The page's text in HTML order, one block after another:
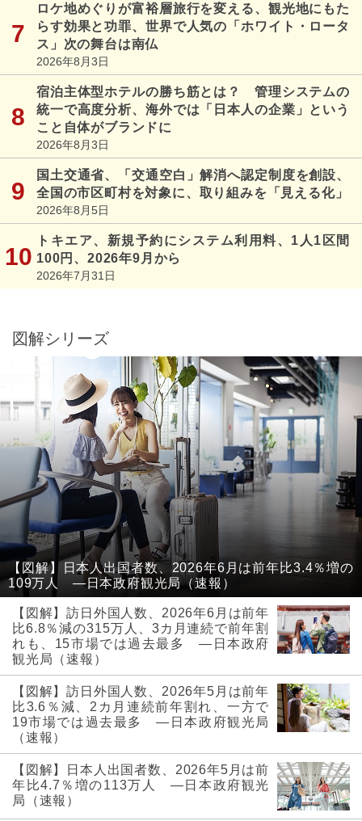
ロケ地めぐりが富裕層旅行を変える、観光地にもた
らす効果と功罪、世界で人気の「ホワイト・ロータ
ス」次の舞台は南仏
2026年8月3日
宿泊主体型ホテルの勝ち筋とは？ 管理システムの
統一で高度分析、海外では「日本人の企業」という
こと自体がブランドに
2026年8月3日
国土交通省、「交通空白」解消へ認定制度を創設、
全国の市区町村を対象に、取り組みを「見える化」
2026年8月5日
トキエア、新規予約にシステム利用料、1人1区間
100円、2026年9月から
2026年7月31日
図解シリーズ
【図解】日本人出国者数、2026年6月は前年比3.4％増の
109万人 ―日本政府観光局（速報）
【図解】訪日外国人数、2026年6月は前年
比6.8％減の315万人、3カ月連続で前年割
れも、15市場では過去最多 ―日本政府
観光局（速報）
【図解】訪日外国人数、2026年5月は前年
比3.6％減、2カ月連続前年割れ、一方で
19市場では過去最多 ―日本政府観光局
（速報）
【図解】日本人出国者数、2026年5月は前
年比4.7％増の113万人 ―日本政府観光
局（速報）